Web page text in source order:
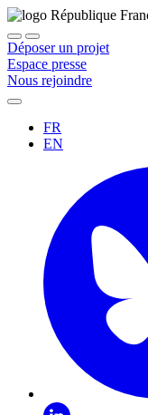
Déposer un projet
Espace presse
Nous rejoindre
FR
EN